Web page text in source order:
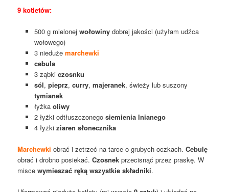
9 kotletów:
500 g mielonej wołowinydobrej jakości (użyłam udźca
wołowego)
3 nieduże marchewki
cebula
3 ząbki czosnku
sól, pieprz, curry, majeranek, świeży lub suszony
tymianek
łyżka oliwy
2 łyżki odtłuszczonego siemienia lnianego
4 łyżki ziaren słonecznika
Marchewki obrać i zetrzeć na tarce o grubych oczkach.Cebulę
obrać i drobno posiekać.Czosnek przecisnąć przez praskę. W
miscewymieszać ręką wszystkie składniki.